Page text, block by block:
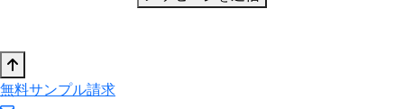
無料サンプル請求